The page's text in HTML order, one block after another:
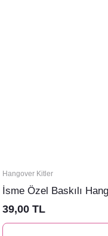
Hangover Kitler
İsme Özel Baskılı
39,00 TL